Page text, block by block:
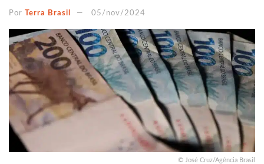
Por Terra Brasil 05/nov/2024
© José Cruz/Agência Brasil